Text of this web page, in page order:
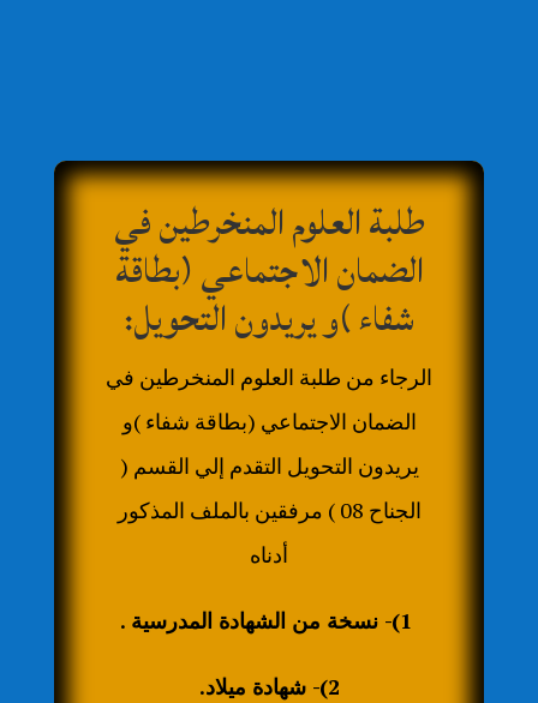
طلبة العلوم المنخرطين في
الضمان الاجتماعي (بطاقة
شفاء )و يريدون التحويل:
الرجاء من طلبة العلوم المنخرطين في
الضمان الاجتماعي (بطاقة شفاء )و
يريدون التحويل التقدم إلي القسم (
الجناح 08 ) مرفقين بالملف المذكور
أدناه
1)- نسخة من الشهادة المدرسية .
2)- شهادة ميلاد.